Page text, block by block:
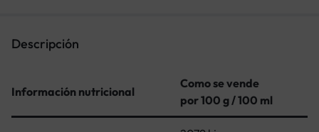
Descripción
Información nutricional
Como se vende
por 100 g / 100 ml